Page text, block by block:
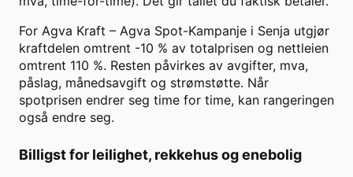
For Agva Kraft – Agva Spot-Kampanje i Senja utgjør
kraftdelen omtrent -10 % av totalprisen og nettleien
omtrent 110 %. Resten påvirkes av avgifter, mva,
påslag, månedsavgift og strømstøtte. Når
spotprisen endrer seg time for time, kan rangeringen
også endre seg.
Billigst for leilighet, rekkehus og enebolig